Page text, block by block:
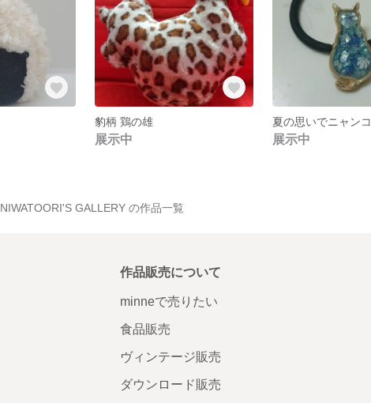
豹柄 鶏の雄
展示中
夏の思いでニャンコ
展示中
NIWATOORI'S GALLERY の作品一覧
作品販売について
minneで売りたい
食品販売
ヴィンテージ販売
ダウンロード販売